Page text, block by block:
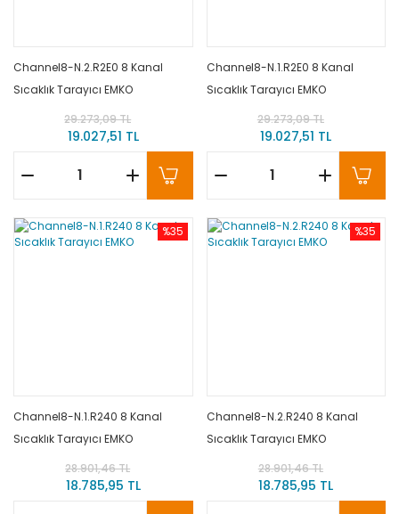
Channel8-N.2.R2E0 8 Kanal
Sıcaklık Tarayıcı EMKO
29.273,09 TL
19.027,51 TL
Channel8-N.1.R2E0 8 Kanal
Sıcaklık Tarayıcı EMKO
29.273,09 TL
19.027,51 TL
%35
Channel8-N.1.R240 8 Kanal
Sıcaklık Tarayıcı EMKO
28.901,46 TL
18.785,95 TL
%35
Channel8-N.2.R240 8 Kanal
Sıcaklık Tarayıcı EMKO
28.901,46 TL
18.785,95 TL